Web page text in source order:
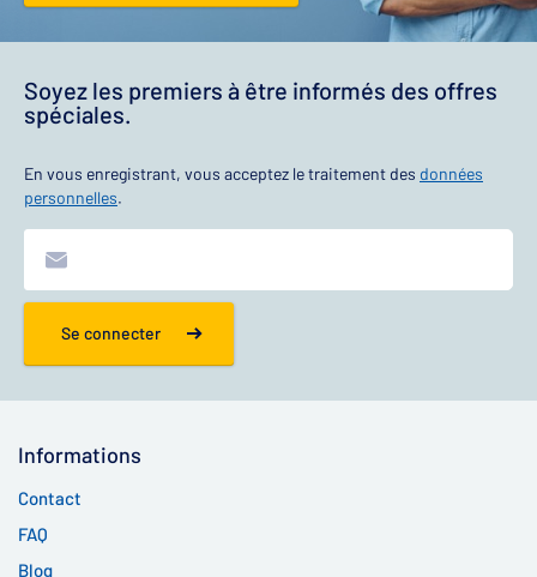
Soyez les premiers à être informés des offres
spéciales.
En vous enregistrant, vous acceptez le traitement des données
personnelles.
Se connecter
Informations
Contact
FAQ
Blog